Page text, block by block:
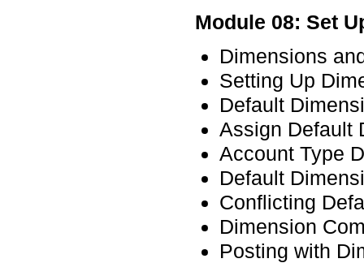
Module 08: Set
Dimensions
Setting Up
Default
Assign Default
Account Type
Default
Conflicting
Dimension
Posting with